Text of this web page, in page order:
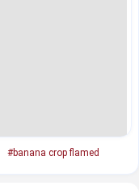
#banana crop flamed